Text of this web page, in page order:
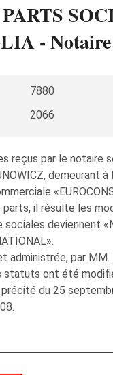
-
7880
2066
reçus par le notaire
demeurant
il résulte les
deviennent
par MM.
statuts ont été
du 25